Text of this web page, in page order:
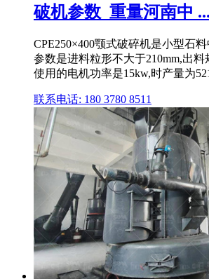
破机参数_重量河南中 ...
CPE250×400颚式破碎机是小型石
参数是进料粒形不大于210mm,出料
使用的电机功率是15kw,时产量为
联系电话: 180 3780 8511